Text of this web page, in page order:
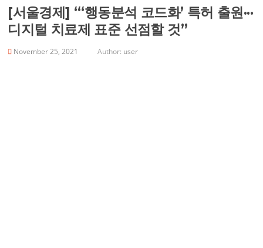
[서울경제] “‘행동분석 코드화’ 특허 출원···
디지털 치료제 표준 선점할 것”
November 25, 2021 Author: user